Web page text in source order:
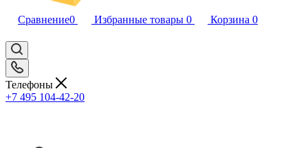
Сравнение0 Избранные товары 0 Корзина 0
Телефоны
+7 495 104-42-20